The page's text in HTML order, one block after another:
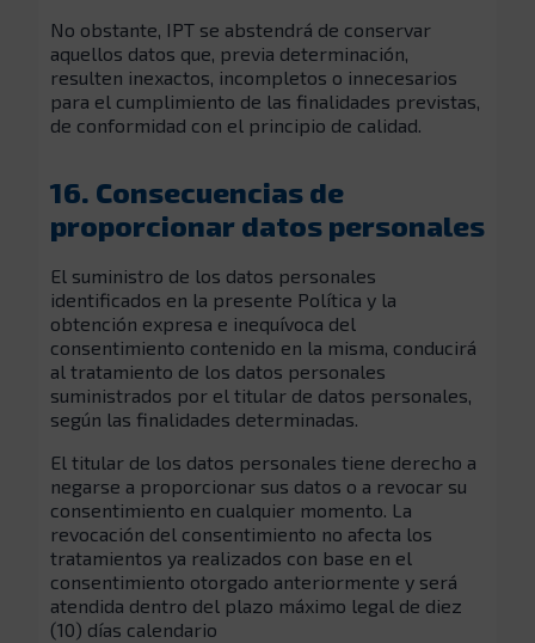
No obstante, IPT se abstendrá de conservar
aquellos datos que, previa determinación,
resulten inexactos, incompletos o innecesarios
para el cumplimiento de las finalidades previstas,
de conformidad con el principio de calidad.
16. Consecuencias de
proporcionar datos personales
El suministro de los datos personales
identificados en la presente Política y la
obtención expresa e inequívoca del
consentimiento contenido en la misma, conducirá
al tratamiento de los datos personales
suministrados por el titular de datos personales,
según las finalidades determinadas.
El titular de los datos personales tiene derecho a
negarse a proporcionar sus datos o a revocar su
consentimiento en cualquier momento. La
revocación del consentimiento no afecta los
tratamientos ya realizados con base en el
consentimiento otorgado anteriormente y será
atendida dentro del plazo máximo legal de diez
(10) días calendario